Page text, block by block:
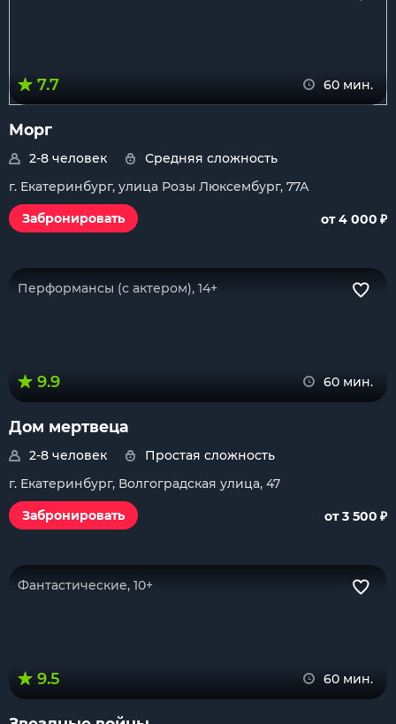
7.7 60 мин.
Морг
2-8 человек
Средняя сложность
г. Екатеринбург, улица Розы Люксембург, 77А
Забронировать
от 4 000 ₽
Перформансы (с актером), 14+
9.9 60 мин.
Дом мертвеца
2-8 человек
Простая сложность
г. Екатеринбург, Волгоградская улица, 47
Забронировать
от 3 500 ₽
Фантастические, 10+
9.5 60 мин.